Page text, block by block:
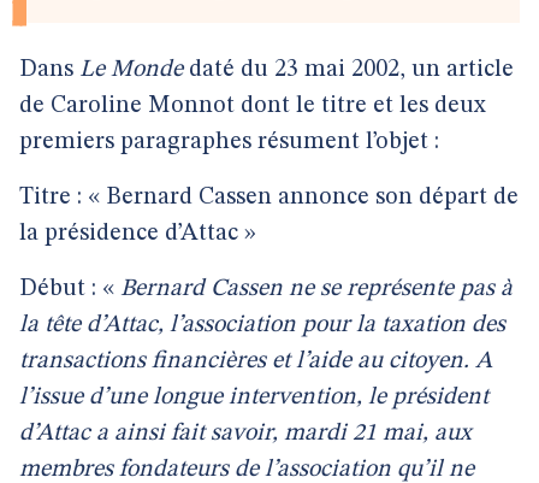
Dans Le Mondedaté du 23 mai 2002, un article
de Caroline Monnot dont le titre et les deux
premiers paragraphes résument l’objet :
Titre : « Bernard Cassen annonce son départ de
la présidence d’Attac »
Début : « Bernard Cassen ne se représente pas à
la tête d’Attac, l’association pour la taxation des
transactions financières et l’aide au citoyen. A
l’issue d’une longue intervention, le président
d’Attac a ainsi fait savoir, mardi 21 mai, aux
membres fondateurs de l’association qu’il ne